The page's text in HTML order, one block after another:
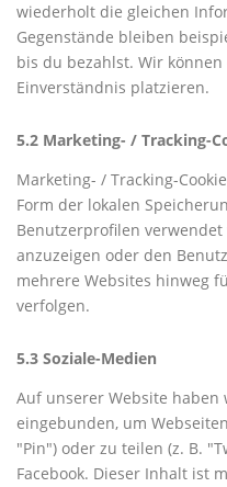
wiederholt die gleichen
Gegenstände bleiben
bis du bezahlst. Wir
Einverständnis platzieren.
5.2 Marketing- / Tracking-
Marketing- / Tracking-
Form der lokalen
Benutzerprofilen
anzuzeigen oder den
mehrere Websites hinweg
verfolgen.
5.3 Soziale-Medien
Auf unserer Website haben
eingebunden, um
"Pin") oder zu teilen (z. B.
Facebook. Dieser Inhalt ist